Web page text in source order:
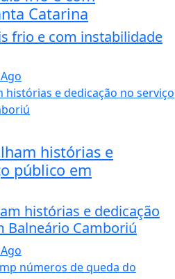
Catarina
frio e com instabilidade
histórias e
público em
histórias e dedicação
Balneário Camboriú